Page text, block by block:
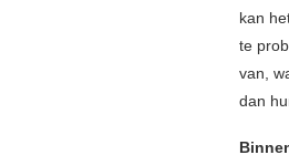
kan
te
van,
dan